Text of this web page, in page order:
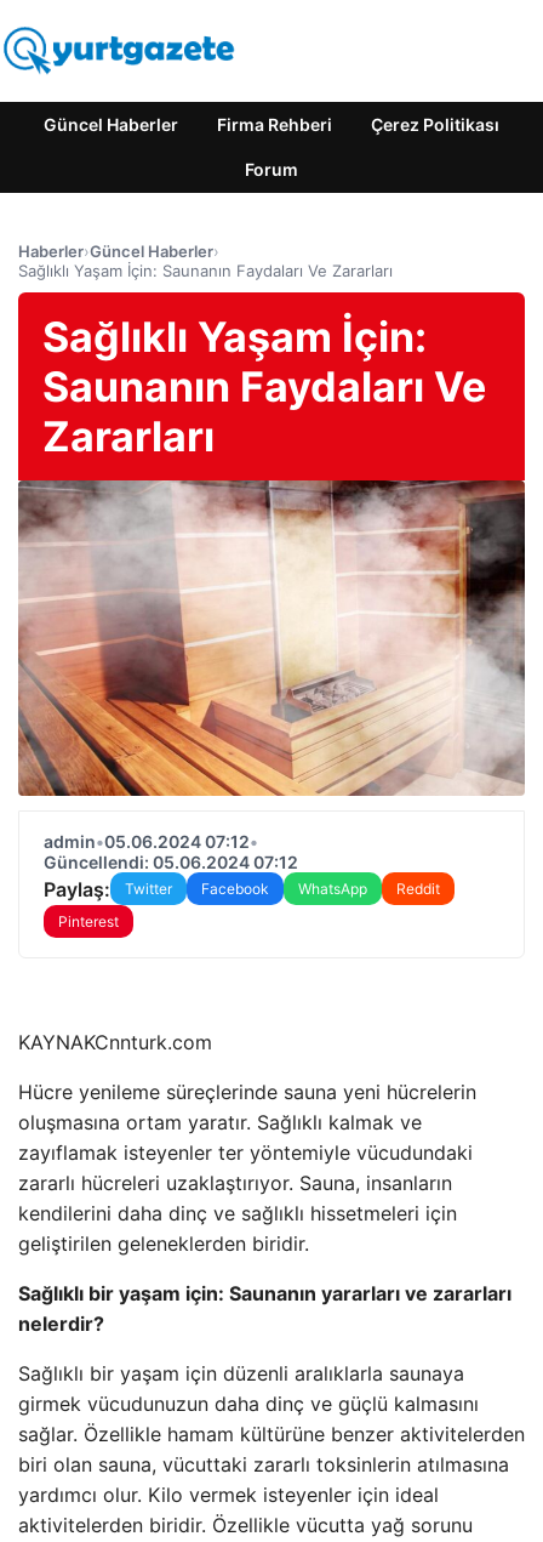
Güncel Haberler Firma Rehberi Çerez Politikası
Forum
Haberler›Güncel Haberler›
Sağlıklı Yaşam İçin: Saunanın Faydaları Ve Zararları
Sağlıklı Yaşam İçin:
Saunanın Faydaları Ve
Zararları
admin•05.06.2024 07:12•
Güncellendi: 05.06.2024 07:12
Paylaş: Twitter Facebook WhatsApp
Reddit
Pinterest
KAYNAKCnnturk.com
Hücre yenileme süreçlerinde sauna yeni hücrelerin
oluşmasına ortam yaratır. Sağlıklı kalmak ve
zayıflamak isteyenler ter yöntemiyle vücudundaki
zararlı hücreleri uzaklaştırıyor. Sauna, insanların
kendilerini daha dinç ve sağlıklı hissetmeleri için
geliştirilen geleneklerden biridir.
Sağlıklı bir yaşam için: Saunanın yararları ve zararları
nelerdir?
Sağlıklı bir yaşam için düzenli aralıklarla saunaya
girmek vücudunuzun daha dinç ve güçlü kalmasını
sağlar. Özellikle hamam kültürüne benzer aktivitelerden
biri olan sauna, vücuttaki zararlı toksinlerin atılmasına
yardımcı olur. Kilo vermek isteyenler için ideal
aktivitelerden biridir. Özellikle vücutta yağ sorunu